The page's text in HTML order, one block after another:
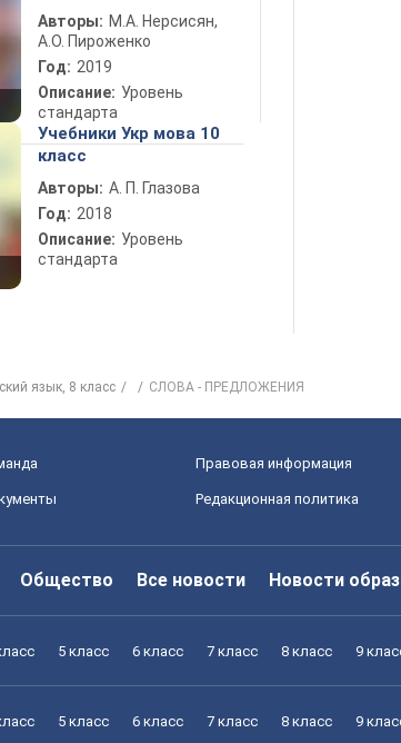
Авторы: М.А. Нерсисян,
А.О. Пироженко
Год: 2019
Описание: Уровень
стандарта
Учебники Укр мова 10
класс
Авторы: А. П. Глазова
Год: 2018
Описание: Уровень
стандарта
язык, 8 класс СЛОВА - ПРЕДЛОЖЕНИЯ
Правовая информация
Редакционная политика
Общество Все новости Новости
5 класс 6 класс 7 класс 8 класс 9
5 класс 6 класс 7 класс 8 класс 9